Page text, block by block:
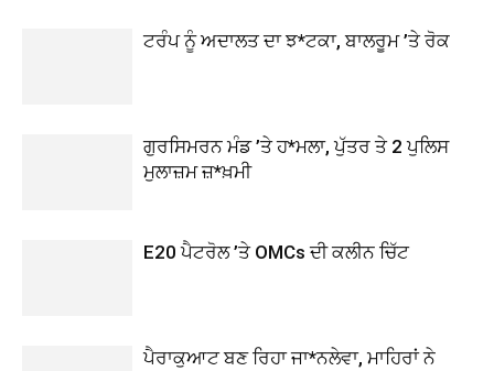
ਟਰੰਪ ਨੂੰ ਅਦਾਲਤ ਦਾ ਝ*ਟਕਾ, ਬਾਲਰੂਮ ’ਤੇ ਰੋਕ
ਗੁਰਸਿਮਰਨ ਮੰਡ ’ਤੇ ਹ*ਮਲਾ, ਪੁੱਤਰ ਤੇ 2 ਪੁਲਿਸ
ਮੁਲਾਜ਼ਮ ਜ਼*ਖ਼ਮੀ
E20 ਪੈਟਰੋਲ ’ਤੇ OMCs ਦੀ ਕਲੀਨ ਚਿੱਟ
ਪੈਰਾਕੁਆਟ ਬਣ ਰਿਹਾ ਜਾ*ਨਲੇਵਾ, ਮਾਹਿਰਾਂ ਨੇ